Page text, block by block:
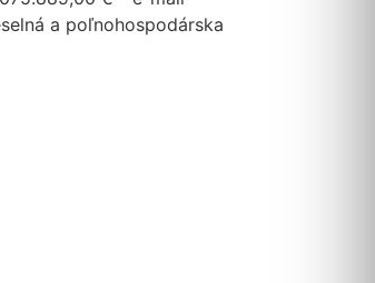
a poľnohospodárska